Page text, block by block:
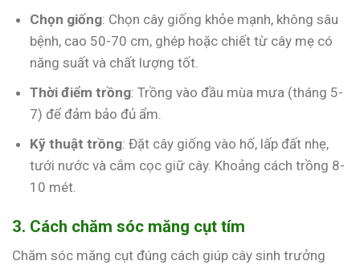
Chọn giống: Chọn cây giống khỏe mạnh, không sâu
bệnh, cao 50-70 cm, ghép hoặc chiết từ cây mẹ có
năng suất và chất lượng tốt.
Thời điểm trồng: Trồng vào đầu mùa mưa (tháng 5-
7) để đảm bảo đủ ẩm.
Kỹ thuật trồng: Đặt cây giống vào hố, lấp đất nhẹ,
tưới nước và cắm cọc giữ cây. Khoảng cách trồng 8-
10 mét.
3. Cách chăm sóc măng cụt tím
Chăm sóc măng cụt đúng cách giúp cây sinh trưởng